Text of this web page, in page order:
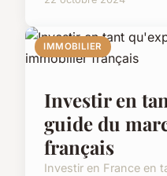
IMMOBILIER
Investir en
guide du
français
Investir en France en